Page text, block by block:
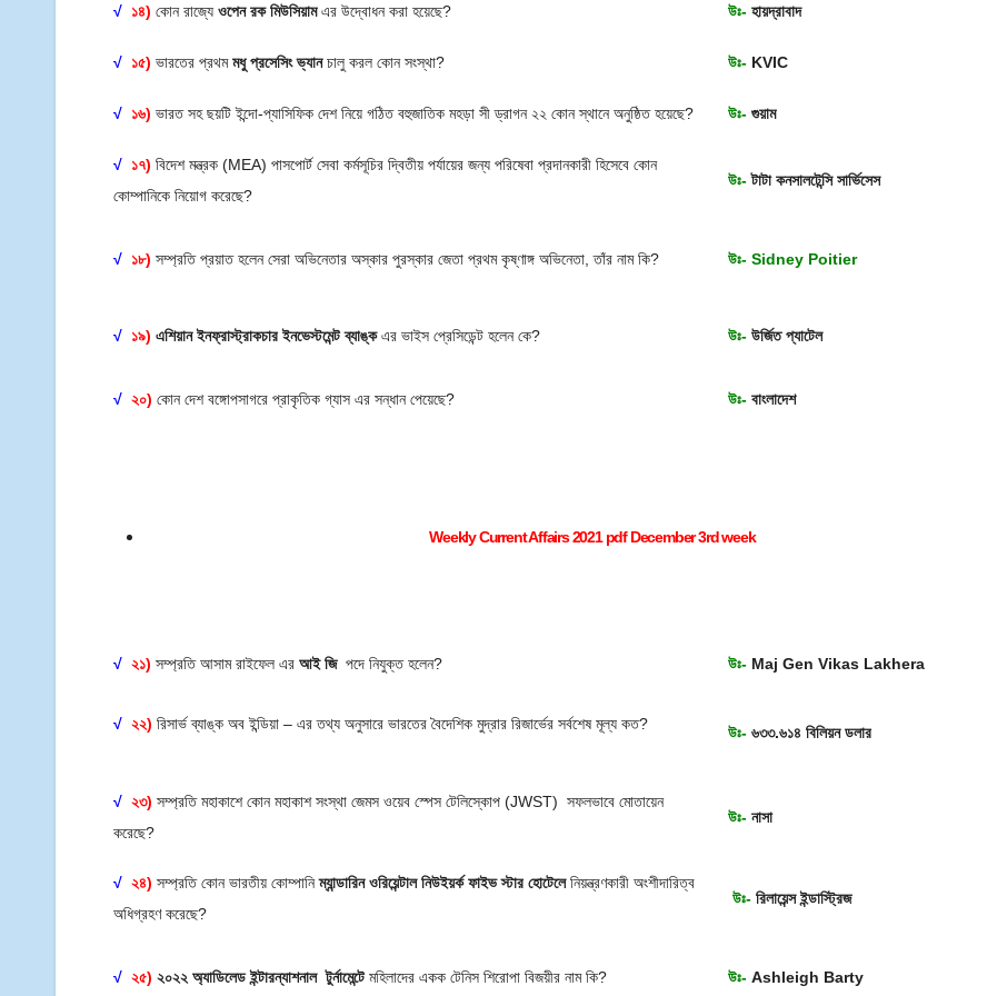
√ ১৪) কোন রাজ্যেওপেন রক মিউসিয়ামএর উদ্বোধন করা হয়েছে? উঃ- হায়দ্রাবাদ
√ ১৫) ভারতের প্রথমমধু প্রসেসিং ভ্যানচালু করল কোন সংস্থা? উঃ- KVIC
√ ১৬) ভারত সহ ছয়টি ইন্দো-প্যাসিফিক দেশ নিয়ে গঠিত বহুজাতিক মহড়া সী ড্রাগন ২২ কোন স্থানে অনুষ্ঠিত হয়েছে? উঃ- গুয়াম
√ ১৭) বিদেশ মন্ত্রক (MEA) পাসপোর্ট সেবা কর্মসূচির দ্বিতীয় পর্যায়ের জন্য পরিষেবা প্রদানকারী হিসেবে কোন
কোম্পানিকে নিয়োগ করেছে?
উঃ-টাটা কনসালটেন্সি সার্ভিসেস
√ ১৮) সম্প্রতি প্রয়াত হলেন সেরা অভিনেতার অস্কার পুরস্কার জেতা প্রথম কৃষ্ণাঙ্গ অভিনেতা, তাঁর নাম কি? উঃ- Sidney Poitier
√ ১৯) এশিয়ান ইনফ্রাস্ট্রাকচার ইনভেস্টমেন্ট ব্যাঙ্কএর ভাইস প্রেসিডেন্ট হলেন কে? উঃ- উর্জিত প্যাটেল
√ ২০) কোন দেশ বঙ্গোপসাগরে প্রাকৃতিক গ্যাস এর সন্ধান পেয়েছে? উঃ-বাংলাদেশ
Weekly Current Affairs 2021 pdf December 3rd week
√ ২১) সম্প্রতি আসাম রাইফেল এরআই জি পদে নিযুক্ত হলেন? উঃ- Maj Gen Vikas Lakhera
√ ২২) রিসার্ভ ব্যাঙ্ক অব ইন্ডিয়া – এর তথ্য অনুসারে ভারতের বৈদেশিক মুদ্রার রিজার্ভের সর্বশেষ মূল্য কত? উঃ-৬৩৩.৬১৪ বিলিয়ন ডলার
√ ২৩) সম্প্রতি মহাকাশে কোন মহাকাশ সংস্থা জেমস ওয়েব স্পেস টেলিস্কোপ (JWST) সফলভাবে মোতায়েন
করেছে?
উঃ- নাসা
√ ২৪) সম্প্রতি কোন ভারতীয় কোম্পানিম্যান্ডারিন ওরিয়েন্টাল নিউইয়র্ক ফাইভ স্টার হোটেলেনিয়ন্ত্রণকারী অংশীদারিত্ব
অধিগ্রহণ করেছে?
উঃ- রিলায়েন্স ইন্ডাস্ট্রিজ
√ ২৫) ২০২২ অ্যাডিলেড ইন্টারন্যাশনাল টুর্নামেন্টেমহিলাদের একক টেনিস শিরোপা বিজয়ীর নাম কি? উঃ- Ashleigh Barty